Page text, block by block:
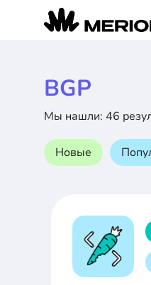
BGP
Мы нашли: 46
Новые